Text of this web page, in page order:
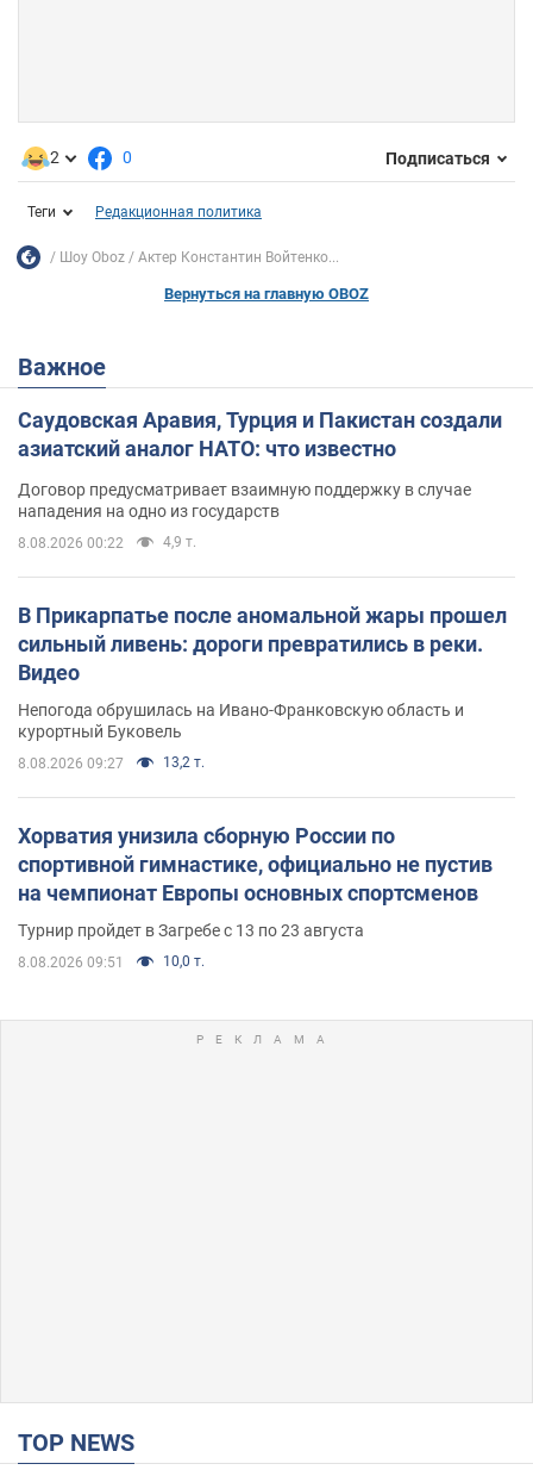
2 0 Подписаться
Теги Редакционная политика
Шоу Oboz Актер Константин Войтенко...
Вернуться на главную OBOZ
Важное
Саудовская Аравия, Турция и Пакистан создали
азиатский аналог НАТО: что известно
Договор предусматривает взаимную поддержку в случае
нападения на одно из государств
8.08.2026 00:22 4,9 т.
В Прикарпатье после аномальной жары прошел
сильный ливень: дороги превратились в реки.
Видео
Непогода обрушилась на Ивано-Франковскую область и
курортный Буковель
8.08.2026 09:27 13,2 т.
Хорватия унизила сборную России по
спортивной гимнастике, официально не пустив
на чемпионат Европы основных спортсменов
Турнир пройдет в Загребе с 13 по 23 августа
8.08.2026 09:51 10,0 т.
TOP NEWS